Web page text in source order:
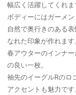
幅広く活躍してくれま
ボディーにはガーメ
自然で奥行きのある
なれた印象が作れます
春アウターのインナ
の良い一枚。
袖先のイーグルRのロ
アクセントも魅力です